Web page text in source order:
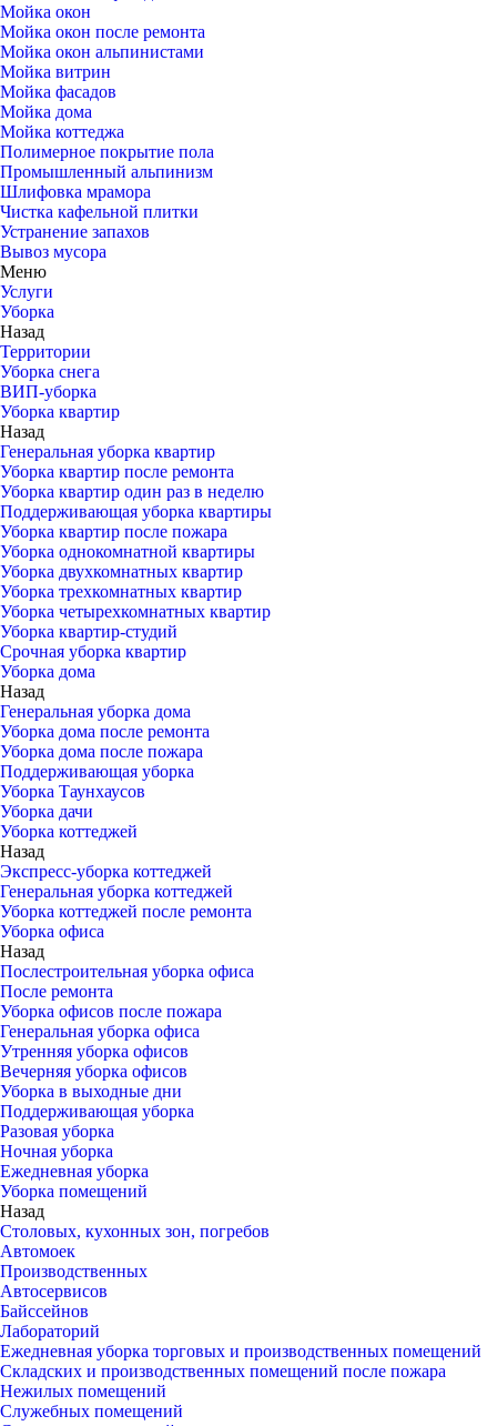
Мойка окон
Мойка окон после ремонта
Мойка окон альпинистами
Мойка витрин
Мойка фасадов
Мойка дома
Мойка коттеджа
Полимерное покрытие пола
Промышленный альпинизм
Шлифовка мрамора
Чистка кафельной плитки
Устранение запахов
Вывоз мусора
Меню
Услуги
Уборка
Назад
Территории
Уборка снега
ВИП-уборка
Уборка квартир
Назад
Генеральная уборка квартир
Уборка квартир после ремонта
Уборка квартир один раз в неделю
Поддерживающая уборка квартиры
Уборка квартир после пожара
Уборка однокомнатной квартиры
Уборка двухкомнатных квартир
Уборка трехкомнатных квартир
Уборка четырехкомнатных квартир
Уборка квартир-студий
Срочная уборка квартир
Уборка дома
Назад
Генеральная уборка дома
Уборка дома после ремонта
Уборка дома после пожара
Поддерживающая уборка
Уборка Таунхаусов
Уборка дачи
Уборка коттеджей
Назад
Экспресс-уборка коттеджей
Генеральная уборка коттеджей
Уборка коттеджей после ремонта
Уборка офиса
Назад
Послестроительная уборка офиса
После ремонта
Уборка офисов после пожара
Генеральная уборка офиса
Утренняя уборка офисов
Вечерняя уборка офисов
Уборка в выходные дни
Поддерживающая уборка
Разовая уборка
Ночная уборка
Ежедневная уборка
Уборка помещений
Назад
Столовых, кухонных зон, погребов
Автомоек
Производственных
Автосервисов
Байссейнов
Лабораторий
Ежедневная уборка торговых и производственных помещений
Складских и производственных помещений после пожара
Нежилых помещений
Служебных помещений